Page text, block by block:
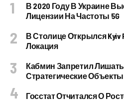
В 2020 Году В Украине
Лицензии На Частоты 5G
В Столице Открылся Kyiv
Локация
Кабмин Запретил
Стратегические Объекты
Госстат Отчитался О